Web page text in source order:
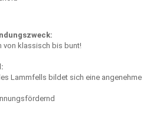
von klassisch bis bunt!
Lammfells bildet sich eine angenehme